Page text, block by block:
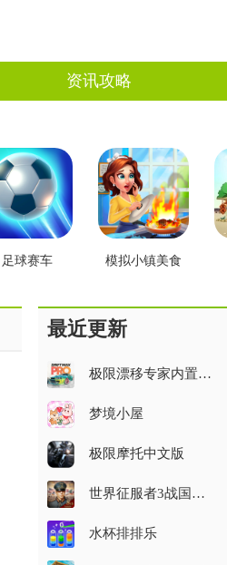
资讯攻略
足球赛车 模拟小镇美食
最近更新
极限漂移专家内置菜单版
梦境小屋
极限摩托中文版
世界征服者3战国征服者七雄争霸破解版
水杯排排乐